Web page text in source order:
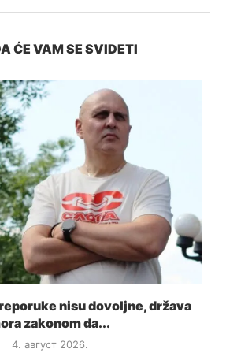
ĆE VAM SE SVIDETI
nisu dovoljne, država
zakonom da...
4. август 2026.